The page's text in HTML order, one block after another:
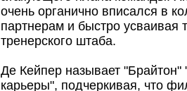
очень органично вписался в
партнерам и быстро усваивая
тренерского штаба.
Де Кейпер называет
карьеры", подчеркивая, что